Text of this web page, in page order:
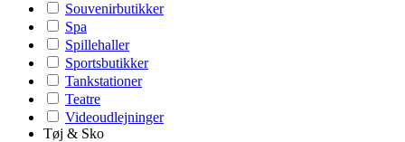
Souvenirbutikker
Spa
Spillehaller
Sportsbutikker
Tankstationer
Teatre
Videoudlejninger
Tøj & Sko